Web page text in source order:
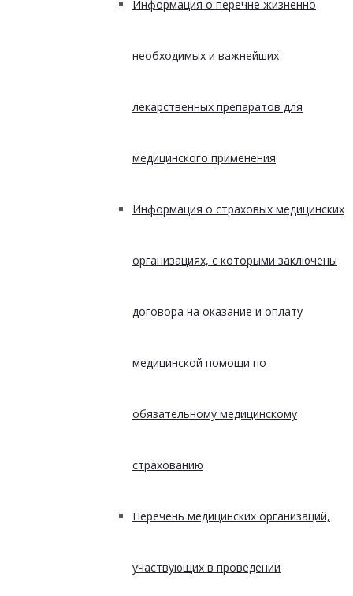
Информация о перечне жизненно
необходимых и важнейших
лекарственных препаратов для
медицинского применения
Информация о страховых медицинских
организациях, с которыми заключены
договора на оказание и оплату
медицинской помощи по
обязательному медицинскому
страхованию
Перечень медицинских организаций,
участвующих в проведении